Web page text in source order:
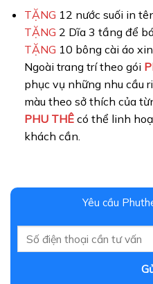
TẶNG 12 nước suối in
TẶNG 2 Dĩa 3 tầng để
TẶNG 10 bông cài áo
Ngoài trang trí theo gói
phục vụ những nhu cầu
màu theo sở thích của
PHU THÊ có thể linh
khách cần.
Yêu cầu